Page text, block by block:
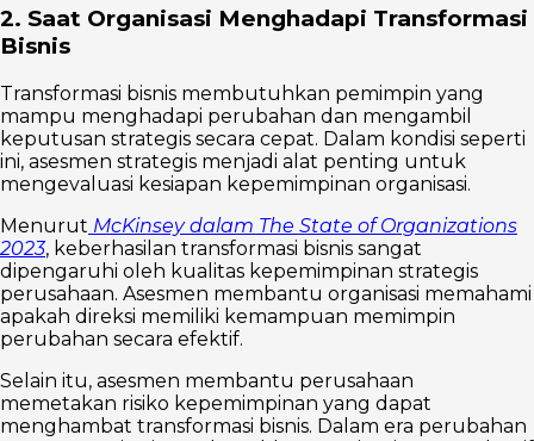
2. Saat Organisasi Menghadapi Transformasi
Bisnis
Transformasi bisnis membutuhkan pemimpin yang
mampu menghadapi perubahan dan mengambil
keputusan strategis secara cepat. Dalam kondisi seperti
ini, asesmen strategis menjadi alat penting untuk
mengevaluasi kesiapan kepemimpinan organisasi.
Menurut McKinsey dalam The State of Organizations
2023, keberhasilan transformasi bisnis sangat
dipengaruhi oleh kualitas kepemimpinan strategis
perusahaan. Asesmen membantu organisasi memahami
apakah direksi memiliki kemampuan memimpin
perubahan secara efektif.
Selain itu, asesmen membantu perusahaan
memetakan risiko kepemimpinan yang dapat
menghambat transformasi bisnis. Dalam era perubahan